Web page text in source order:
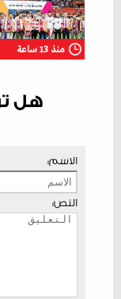
منذ 13 ساعة
هل
الاسم:
النص: